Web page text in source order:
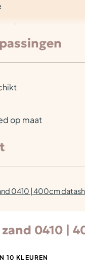
op maat
0410 | 400cm
0410 |
10 KLEUREN